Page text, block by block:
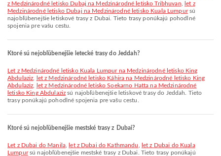
z Medzinárodné letisko Dubaj na Medzinárodné letisko Tribhuvan
let z
Medzinárodné letisko Dubaj na Medzinárodné letisko Kuala Lumpursú
najobľúbenejšie letiskové trasy z Dubai. Tieto trasy ponúkajú pohodlné
spojenia pre vašu cestu.
Ktoré sú nejobľúbenejšie letecké trasy do Jeddah?
let z Medzinárodné letisko Kuala Lumpur na Medzinárodné letisko King
Abdulaziz
let z Medzinárodné letisko Káhira na Medzinárodné letisko King
Abdulaziz
let z Medzinárodné letisko Soekarno Hatta na Medzinárodné
letisko King Abdulaziz sú najobľúbenejšie letiskové trasy do Jeddah. Tieto
trasy ponúkajú pohodlné spojenia pre vašu cestu.
Ktoré sú nejobľúbenejšie mestské trasy z Dubai?
let z Dubai do Manila, let z Dubai do Kathmandu
let z Dubai do Kuala
Lumpursú najobľúbenejšie mestské trasy z Dubai. Tieto trasy ponúkajú